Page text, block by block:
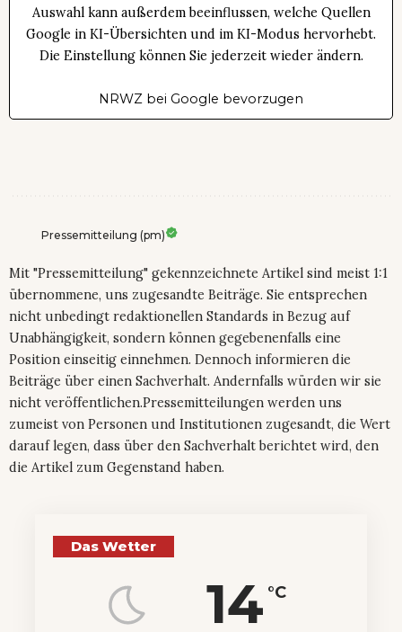
Auswahl kann außerdem beeinflussen, welche Quellen
Google in KI-Übersichten und im KI-Modus hervorhebt.
Die Einstellung können Sie jederzeit wieder ändern.
NRWZ bei Google bevorzugen
Pressemitteilung (pm)
Mit "Pressemitteilung" gekennzeichnete Artikel sind meist 1:1
übernommene, uns zugesandte Beiträge. Sie entsprechen
nicht unbedingt redaktionellen Standards in Bezug auf
Unabhängigkeit, sondern können gegebenenfalls eine
Position einseitig einnehmen. Dennoch informieren die
Beiträge über einen Sachverhalt. Andernfalls würden wir sie
nicht veröffentlichen.Pressemitteilungen werden uns
zumeist von Personen und Institutionen zugesandt, die Wert
darauf legen, dass über den Sachverhalt berichtet wird, den
die Artikel zum Gegenstand haben.
Das Wetter
14 °C